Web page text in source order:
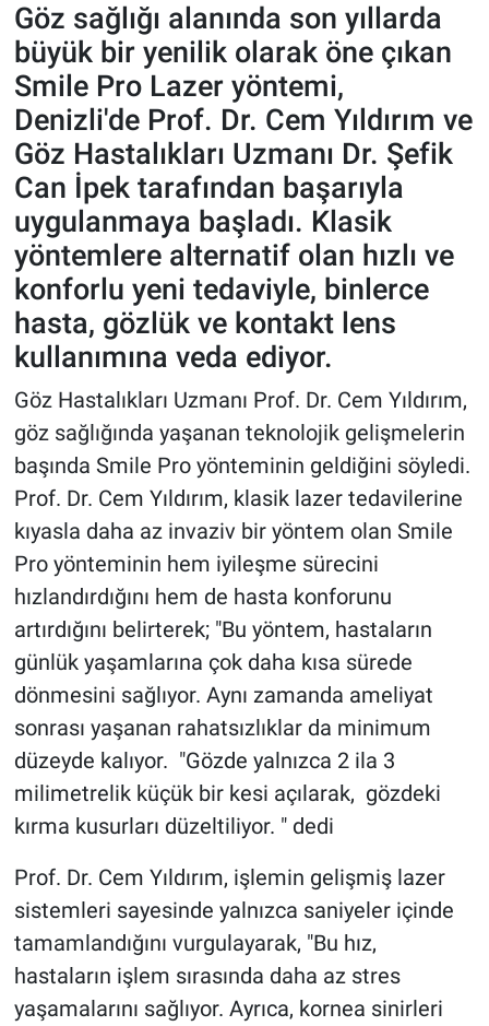
Göz sağlığı alanında son yıllarda
büyük bir yenilik olarak öne çıkan
Smile Pro Lazer yöntemi,
Denizli'de Prof. Dr. Cem Yıldırım ve
Göz Hastalıkları Uzmanı Dr. Şefik
Can İpek tarafından başarıyla
uygulanmaya başladı. Klasik
yöntemlere alternatif olan hızlı ve
konforlu yeni tedaviyle, binlerce
hasta, gözlük ve kontakt lens
kullanımına veda ediyor.
Göz Hastalıkları Uzmanı Prof. Dr. Cem Yıldırım,
göz sağlığında yaşanan teknolojik gelişmelerin
başında Smile Pro yönteminin geldiğini söyledi.
Prof. Dr. Cem Yıldırım, klasik lazer tedavilerine
kıyasla daha az invaziv bir yöntem olan Smile
Pro yönteminin hem iyileşme sürecini
hızlandırdığını hem de hasta konforunu
artırdığını belirterek; "Bu yöntem, hastaların
günlük yaşamlarına çok daha kısa sürede
dönmesini sağlıyor. Aynı zamanda ameliyat
sonrası yaşanan rahatsızlıklar da minimum
düzeyde kalıyor. "Gözde yalnızca 2 ila 3
milimetrelik küçük bir kesi açılarak, gözdeki
kırma kusurları düzeltiliyor. " dedi
Prof. Dr. Cem Yıldırım, işlemin gelişmiş lazer
sistemleri sayesinde yalnızca saniyeler içinde
tamamlandığını vurgulayarak, "Bu hız,
hastaların işlem sırasında daha az stres
yaşamalarını sağlıyor. Ayrıca, kornea sinirleri